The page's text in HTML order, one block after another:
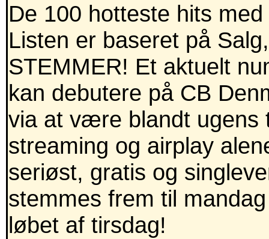
De 100 hotteste hits
Listen er baseret på
STEMMER! Et aktuelt
kan debutere på CB
via at være blandt ugens
streaming og airplay
seriøst, gratis og
stemmes frem til
løbet af tirsdag!